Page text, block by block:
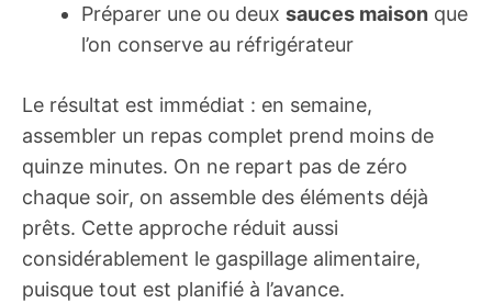
Préparer une ou deux sauces maison que
l’on conserve au réfrigérateur
Le résultat est immédiat : en semaine,
assembler un repas complet prend moins de
quinze minutes. On ne repart pas de zéro
chaque soir, on assemble des éléments déjà
prêts. Cette approche réduit aussi
considérablement le gaspillage alimentaire,
puisque tout est planifié à l’avance.